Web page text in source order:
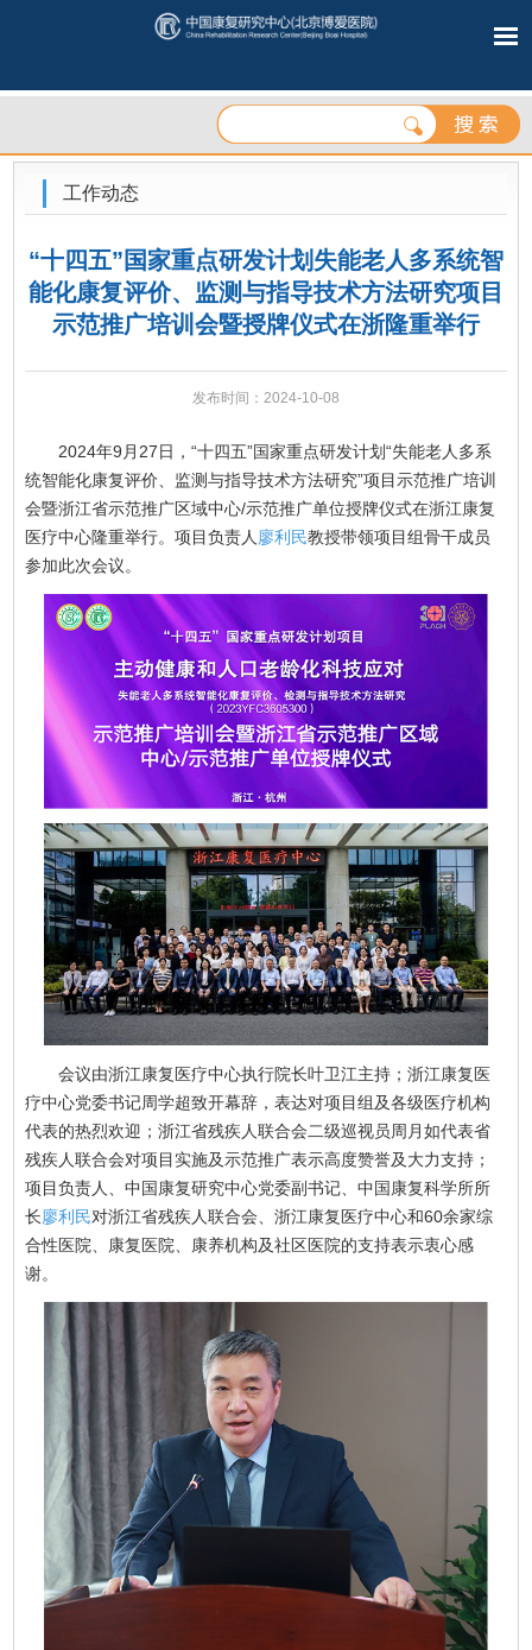
工作动态
“十四五”国家重点研发计划失能老人多系统智
能化康复评价、监测与指导技术方法研究项目
示范推广培训会暨授牌仪式在浙隆重举行
发布时间：2024-10-08
2024年9月27日，“十四五”国家重点研发计划“失能老人多系
统智能化康复评价、监测与指导技术方法研究”项目示范推广培训
会暨浙江省示范推广区域中心/示范推广单位授牌仪式在浙江康复
医疗中心隆重举行。项目负责人 廖利民教授带领项目组骨干成员
参加此次会议。
会议由浙江康复医疗中心执行院长叶卫江主持；浙江康复医
疗中心党委书记周学超致开幕辞，表达对项目组及各级医疗机构
代表的热烈欢迎；浙江省残疾人联合会二级巡视员周月如代表省
残疾人联合会对项目实施及示范推广表示高度赞誉及大力支持；
项目负责人、中国康复研究中心党委副书记、中国康复科学所所
长廖利民对浙江省残疾人联合会、浙江康复医疗中心和60余家综
合性医院、康复医院、康养机构及社区医院的支持表示衷心感
谢。